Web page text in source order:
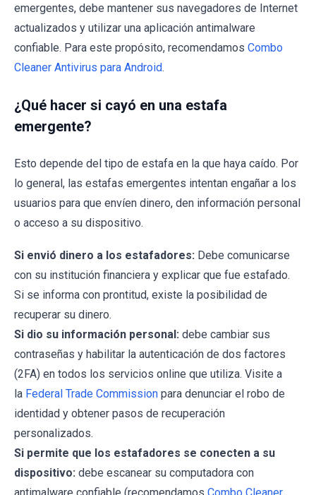
emergentes, debe mantener sus navegadores de Internet
actualizados y utilizar una aplicación antimalware
confiable. Para este propósito, recomendamos Combo
Cleaner Antivirus para Android.
¿Qué hacer si cayó en una estafa
emergente?
Esto depende del tipo de estafa en la que haya caído. Por
lo general, las estafas emergentes intentan engañar a los
usuarios para que envíen dinero, den información personal
o acceso a su dispositivo.
Si envió dinero a los estafadores: Debe comunicarse
con su institución financiera y explicar que fue estafado.
Si se informa con prontitud, existe la posibilidad de
recuperar su dinero.
Si dio su información personal: debe cambiar sus
contraseñas y habilitar la autenticación de dos factores
(2FA) en todos los servicios online que utiliza. Visite a
la Federal Trade Commission para denunciar el robo de
identidad y obtener pasos de recuperación
personalizados.
Si permite que los estafadores se conecten a su
dispositivo: debe escanear su computadora con
antimalware confiable (recomendamos Combo Cleaner